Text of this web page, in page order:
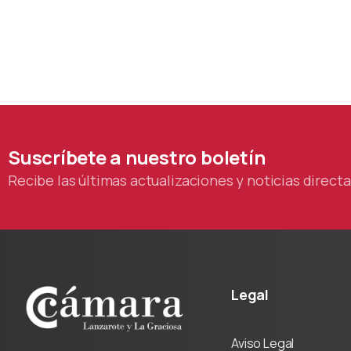
Suscríbetea nuestro boletín
Recibe las últimas actualizaciones y noticias
Legal
Aviso Legal